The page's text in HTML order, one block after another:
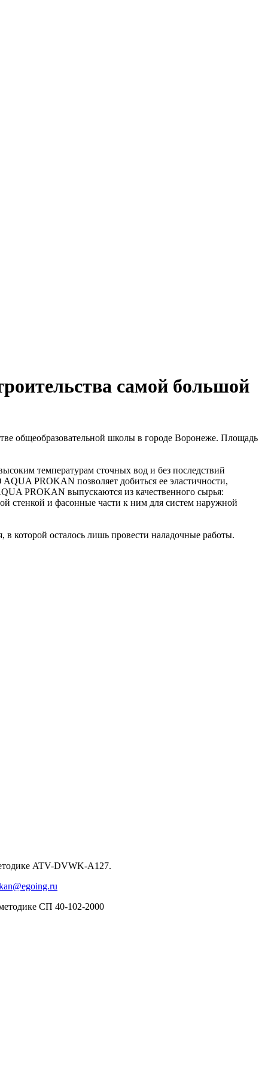
самой большой
общеобразовательной школы в городе Воронеже. Площадь
температурам сточных вод и без последствий
PROKAN позволяет добиться ее эластичности,
PROKAN выпускаются из качественного сырья:
стенкой и фасонные части к ним для систем наружной
которой осталось лишь провести наладочные работы.
ATV-DVWK-A127.
СП 40-102-2000